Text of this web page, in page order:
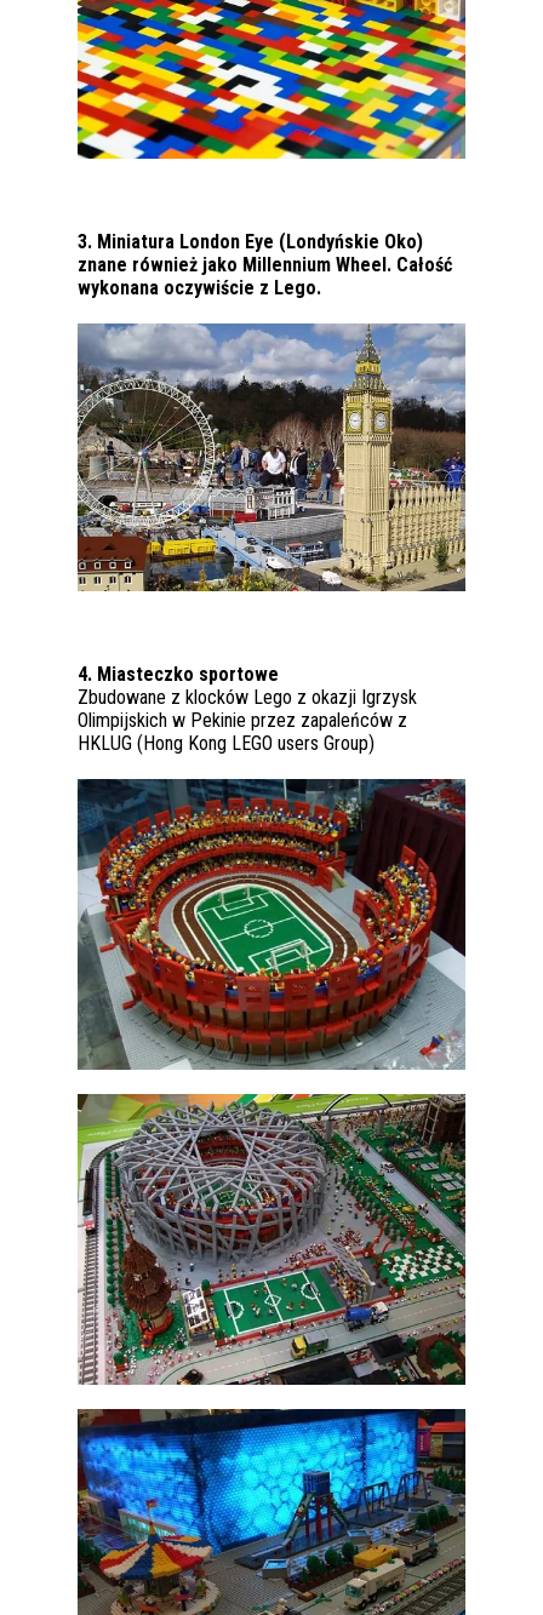
3. Miniatura London Eye (Londyńskie Oko)
znane również jako Millennium Wheel. Całość
wykonana oczywiście z Lego.
4. Miasteczko sportowe
Zbudowane z klocków Lego z okazji Igrzysk
Olimpijskich w Pekinie przez zapaleńców z
HKLUG (Hong Kong LEGO users Group)